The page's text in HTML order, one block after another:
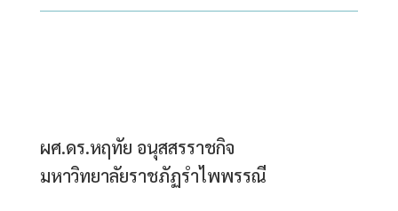
ผศ.ดร.หฤทัย อนุสสรราชกิจ
มหาวิทยาลัยราชภัฏรำไพพรรณี